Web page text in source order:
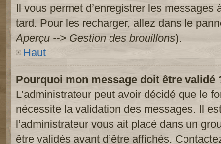
Il vous permet d’enregistrer les messages
tard. Pour les recharger, allez dans le
Aperçu --> Gestion des brouillons).
Haut
Pourquoi mon message doit être validé
L’administrateur peut avoir décidé que le
nécessite la validation des messages. Il
l’administrateur vous ait placé dans un
être validés avant d’être affichés.